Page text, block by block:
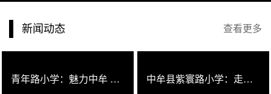
查看更多
新闻动态
青年路小学：魅力中牟 文脉传承 中牟县紫寰路小学：走进城乡规划展览馆社会实践活动